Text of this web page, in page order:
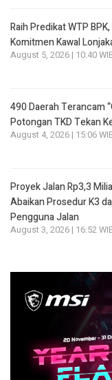
Raih Predikat WTP
Komitmen Kawal
August 5, 2026 | 10:40
490 Daerah Terancam
Potongan TKD Tekan
August 4, 2026 | 15:06
Proyek Jalan Rp3,3
Abaikan Prosedur K3
Pengguna Jalan
August 3, 2026 | 16:52